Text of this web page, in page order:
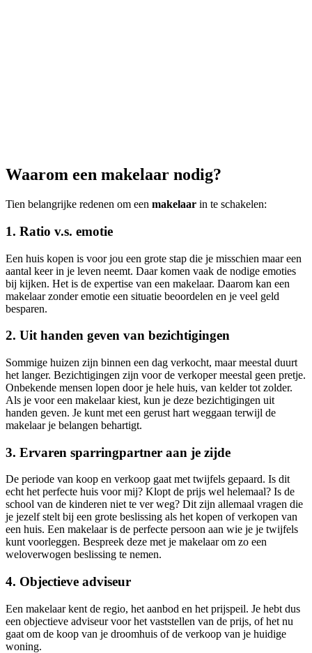
Waarom een makelaar nodig?
Tien belangrijke redenen om een makelaar in te schakelen:
1. Ratio v.s. emotie
Een huis kopen is voor jou een grote stap die je misschien maar een
aantal keer in je leven neemt. Daar komen vaak de nodige emoties
bij kijken. Het is de expertise van een makelaar. Daarom kan een
makelaar zonder emotie een situatie beoordelen en je veel geld
besparen.
2. Uit handen geven van bezichtigingen
Sommige huizen zijn binnen een dag verkocht, maar meestal duurt
het langer. Bezichtigingen zijn voor de verkoper meestal geen pretje.
Onbekende mensen lopen door je hele huis, van kelder tot zolder.
Als je voor een makelaar kiest, kun je deze bezichtigingen uit
handen geven. Je kunt met een gerust hart weggaan terwijl de
makelaar je belangen behartigt.
3. Ervaren sparringpartner aan je zijde
De periode van koop en verkoop gaat met twijfels gepaard. Is dit
echt het perfecte huis voor mij? Klopt de prijs wel helemaal? Is de
school van de kinderen niet te ver weg? Dit zijn allemaal vragen die
je jezelf stelt bij een grote beslissing als het kopen of verkopen van
een huis. Een makelaar is de perfecte persoon aan wie je je twijfels
kunt voorleggen. Bespreek deze met je makelaar om zo een
weloverwogen beslissing te nemen.
4. Objectieve adviseur
Een makelaar kent de regio, het aanbod en het prijspeil. Je hebt dus
een objectieve adviseur voor het vaststellen van de prijs, of het nu
gaat om de koop van je droomhuis of de verkoop van je huidige
woning.